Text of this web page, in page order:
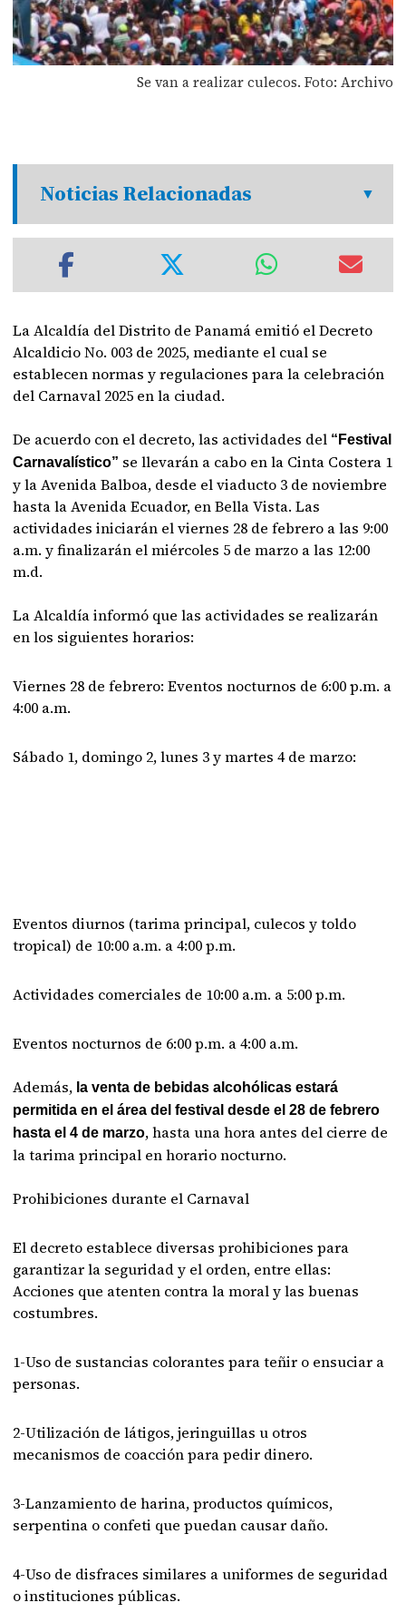
Se van a realizar culecos. Foto: Archivo
Noticias Relacionadas
La Alcaldía del Distrito de Panamá emitió el Decreto
Alcaldicio No. 003 de 2025, mediante el cual se
establecen normas y regulaciones para la celebración
del Carnaval 2025 en la ciudad.
De acuerdo con el decreto, las actividades del “Festival
Carnavalístico” se llevarán a cabo en la Cinta Costera 1
y la Avenida Balboa, desde el viaducto 3 de noviembre
hasta la Avenida Ecuador, en Bella Vista. Las
actividades iniciarán el viernes 28 de febrero a las 9:00
a.m. y finalizarán el miércoles 5 de marzo a las 12:00
m.d.
La Alcaldía informó que las actividades se realizarán
en los siguientes horarios:
Viernes 28 de febrero: Eventos nocturnos de 6:00 p.m. a
4:00 a.m.
Sábado 1, domingo 2, lunes 3 y martes 4 de marzo:
Eventos diurnos (tarima principal, culecos y toldo
tropical) de 10:00 a.m. a 4:00 p.m.
Actividades comerciales de 10:00 a.m. a 5:00 p.m.
Eventos nocturnos de 6:00 p.m. a 4:00 a.m.
Además, la venta de bebidas alcohólicas estará
permitida en el área del festival desde el 28 de febrero
hasta el 4 de marzo, hasta una hora antes del cierre de
la tarima principal en horario nocturno.
Prohibiciones durante el Carnaval
El decreto establece diversas prohibiciones para
garantizar la seguridad y el orden, entre ellas:
Acciones que atenten contra la moral y las buenas
costumbres.
1-Uso de sustancias colorantes para teñir o ensuciar a
personas.
2-Utilización de látigos, jeringuillas u otros
mecanismos de coacción para pedir dinero.
3-Lanzamiento de harina, productos químicos,
serpentina o confeti que puedan causar daño.
4-Uso de disfraces similares a uniformes de seguridad
o instituciones públicas.